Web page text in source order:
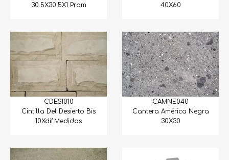
30.5X30.5X1 Prom
40X60
CDESI010
Cintilla Del Desierto Bis
10Xdif.Medidas
CAMNE040
Cantera América Negra
30X30